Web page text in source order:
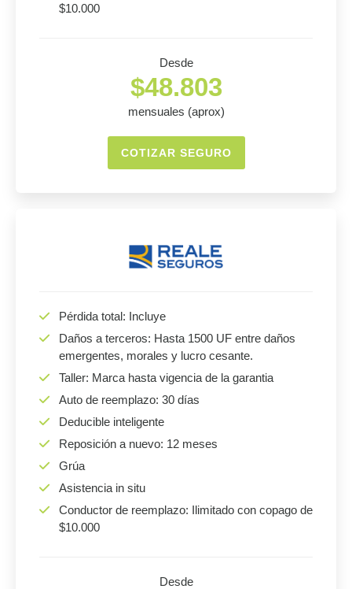
$10.000
Desde
$48.803
mensuales (aprox)
COTIZAR SEGURO
Pérdida total: Incluye
Daños a terceros: Hasta 1500 UF entre daños
emergentes, morales y lucro cesante.
Taller: Marca hasta vigencia de la garantia
Auto de reemplazo: 30 días
Deducible inteligente
Reposición a nuevo: 12 meses
Grúa
Asistencia in situ
Conductor de reemplazo: Ilimitado con copago de
$10.000
Desde